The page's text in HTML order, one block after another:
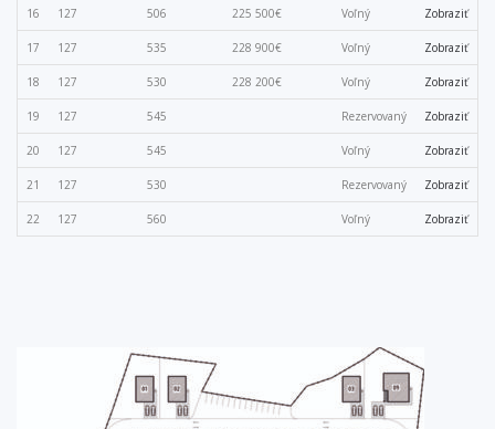
16 127 506 225 500€ Voľný Zobraziť
17 127 535 228 900€ Voľný Zobraziť
18 127 530 228 200€ Voľný Zobraziť
19 127 545 Rezervovaný Zobraziť
20 127 545 Voľný Zobraziť
21 127 530 Rezervovaný Zobraziť
22 127 560 Voľný Zobraziť